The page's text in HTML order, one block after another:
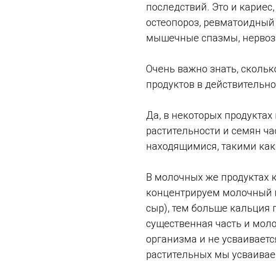
последствий. Это и
остеопороз,
мышечные спазмы,
Очень важно знать,
продуктов в
Да, в некоторых
растительности и семян
находящимися, такими
В молочных же продуктах
концентрируем молочный
сыр), тем больше кальция
существенная часть и
организма и не
растительных мы